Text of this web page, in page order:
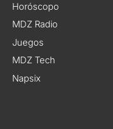
Horóscopo
MDZ Radio
Juegos
MDZ Tech
Napsix